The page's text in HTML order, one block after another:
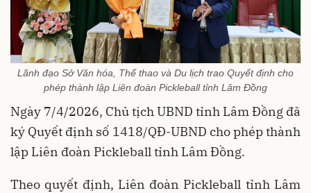
Lãnh đạo Sở Văn hóa, Thể thao và Du lịch trao Quyết định cho
phép thành lập Liên đoàn Pickleball tỉnh Lâm Đồng
Ngày 7/4/2026, Chủ tịch UBND tỉnh Lâm Đồng đã
ký Quyết định số 1418/QĐ-UBND cho phép thành
lập Liên đoàn Pickleball tỉnh Lâm Đồng.
Theo quyết định, Liên đoàn Pickleball tỉnh Lâm